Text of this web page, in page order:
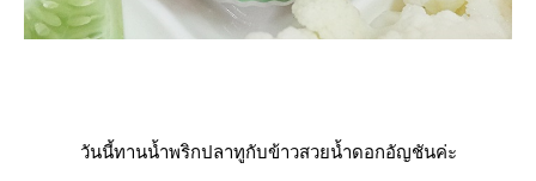
วันนี้ทานน้ำพริกปลาทูกับข้าวสวยน้ำดอกอัญชันค่ะ